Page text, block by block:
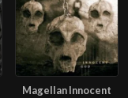
Magellan Innocent